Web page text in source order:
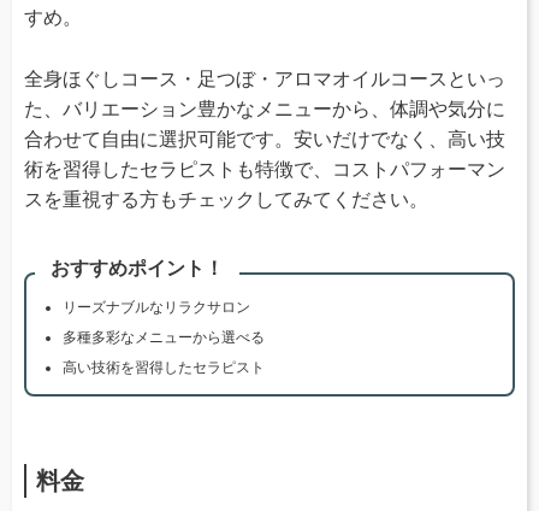
すめ。
全身ほぐしコース・足つぼ・アロマオイルコースといっ
た、バリエーション豊かなメニューから、体調や気分に
合わせて自由に選択可能です。安いだけでなく、高い技
術を習得したセラピストも特徴で、コストパフォーマン
スを重視する方もチェックしてみてください。
おすすめポイント！
リーズナブルなリラクサロン
多種多彩なメニューから選べる
高い技術を習得したセラピスト
料金